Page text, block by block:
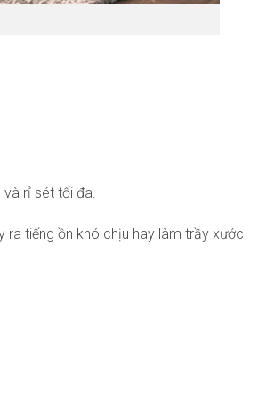
rỉ sét tối đa.
ra tiếng ồn khó chịu hay làm trầy xước